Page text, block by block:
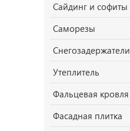
Сайдинг и софиты
Саморезы
Снегозадержатели
Утеплитель
Фальцевая кровля
Фасадная плитка